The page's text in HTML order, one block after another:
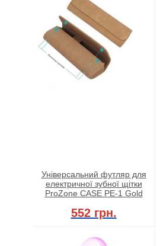
Універсальний футляр для
електричної зубної щітки
ProZone CASE PE-1 Gold
552 грн.